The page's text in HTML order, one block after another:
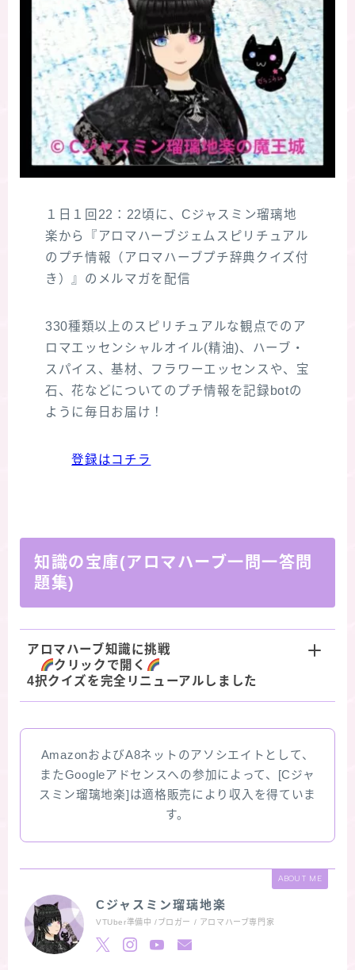
１日１回22：22頃に、Cジャスミン瑠璃地
楽から『アロマハーブジェムスピリチュアル
のプチ情報（アロマハーブプチ辞典クイズ付
き）』のメルマガを配信
330種類以上のスピリチュアルな観点でのア
ロマエッセンシャルオイル(精油)、ハーブ・
スパイス、基材、フラワーエッセンスや、宝
石、花などについてのプチ情報を記録botの
ように毎日お届け！
登録はコチラ
知識の宝庫(アロマハーブ一問一答問
題集)
アロマハーブ知識に挑戦
クリックで開く
4択クイズを完全リニューアルしました
AmazonおよびA8ネットのアソシエイトとして、
またGoogleアドセンスへの参加によって、[Cジャ
スミン瑠璃地楽]は適格販売により収入を得ていま
す。
ABOUT ME
Cジャスミン瑠璃地楽
VTUber準備中 /ブロガー / アロマハーブ専門家